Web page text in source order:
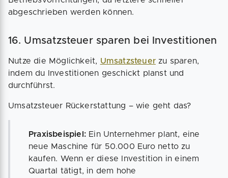
abgeschrieben werden können.
16. Umsatzsteuer sparen bei Investitionen
Nutze die Möglichkeit, Umsatzsteuer zu sparen,
indem du Investitionen geschickt planst und
durchführst.
Umsatzsteuer Rückerstattung – wie geht das?
Praxisbeispiel: Ein Unternehmer plant, eine
neue Maschine für 50.000 Euro netto zu
kaufen. Wenn er diese Investition in einem
Quartal tätigt, in dem hohe